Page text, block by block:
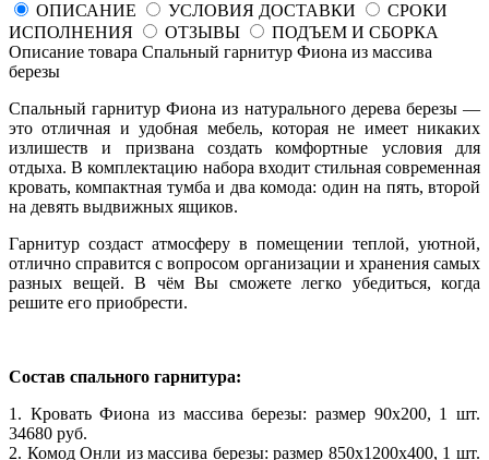
ОПИСАНИЕ
УСЛОВИЯ ДОСТАВКИ
СРОКИ
ИСПОЛНЕНИЯ
ОТЗЫВЫ
ПОДЪЕМ И СБОРКА
Описание товара Спальный гарнитур Фиона из массива
березы
Спальный гарнитур Фиона из натурального дерева березы —
это отличная и удобная мебель, которая не имеет никаких
излишеств и призвана создать комфортные условия для
отдыха. В комплектацию набора входит стильная современная
кровать, компактная тумба и два комода: один на пять, второй
на девять выдвижных ящиков.
Гарнитур создаст атмосферу в помещении теплой, уютной,
отлично справится с вопросом организации и хранения самых
разных вещей. В чём Вы сможете легко убедиться, когда
решите его приобрести.
Состав спального гарнитура:
1. Кровать Фиона из массива березы: размер 90x200, 1 шт.
34680 руб.
2. Комод Онли из массива березы: размер 850х1200х400, 1 шт.